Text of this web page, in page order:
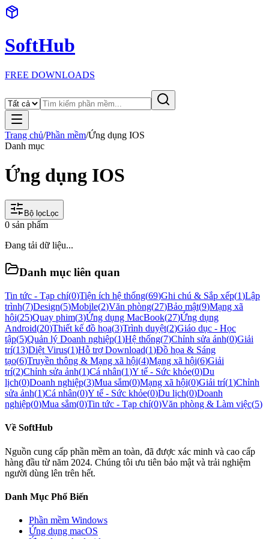
SoftHub
FREE DOWNLOADS
Trang chủ/Phần mềm/Ứng dụng IOS
Danh mục
Ứng dụng IOS
Bộ lọc Lọc
0 sản phẩm
Đang tải dữ liệu...
Danh mục liên quan
Tin tức - Tạp chí(0)Tiện ích hệ thống(69)Ghi chú & Sắp xếp(1)Lập
trình(7)Design(5)Mobile(2)Văn phòng(27)Bảo mật(9)Mạng xã
hội(25)Quay phim(3)Ứng dụng MacBook(27)Ứng dụng
Android(20)Thiết kế đồ họa(3)Trình duyệt(2)Giáo dục - Học
tập(5)Quản lý Doanh nghiệp(1)Hệ thống(7)Chỉnh sửa ảnh(0)Giải
trí(13)Diệt Virus(1)Hỗ trợ Download(1)Đồ họa & Sáng
tạo(6)Truyền thông & Mạng xã hội(4)Mạng xã hội(6)Giải
trí(2)Chỉnh sửa ảnh(1)Cá nhân(1)Y tế - Sức khỏe(0)Du
lịch(0)Doanh nghiệp(3)Mua sắm(0)Mạng xã hội(0)Giải trí(1)Chỉnh
sửa ảnh(1)Cá nhân(0)Y tế - Sức khỏe(0)Du lịch(0)Doanh
nghiệp(0)Mua sắm(0)Tin tức - Tạp chí(0)Văn phòng & Làm việc(5)
Về SoftHub
Nguồn cung cấp phần mềm an toàn, đã được xác minh và cao cấp
hàng đầu từ năm 2024. Chúng tôi ưu tiên bảo mật và trải nghiệm
người dùng lên trên hết.
Danh Mục Phổ Biến
Phần mềm Windows
Ứng dụng macOS